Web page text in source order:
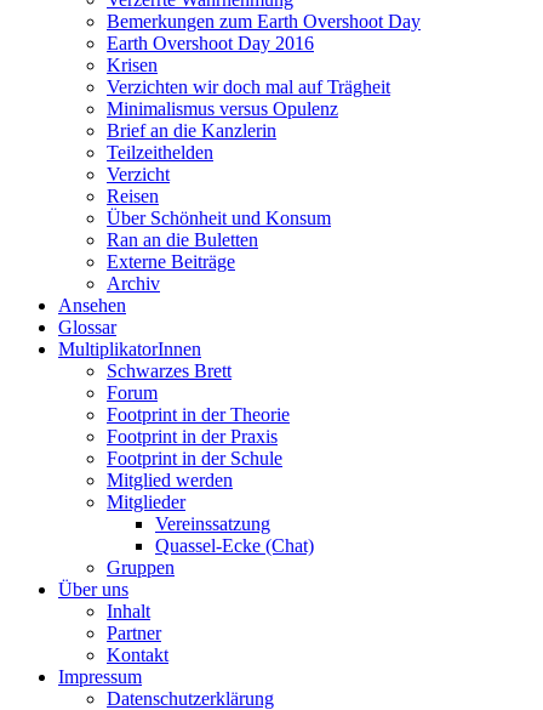
Bemerkungen zum Earth Overshoot Day
Earth Overshoot Day 2016
Krisen
Verzichten wir doch mal auf Trägheit
Minimalismus versus Opulenz
Brief an die Kanzlerin
Teilzeithelden
Verzicht
Reisen
Über Schönheit und Konsum
Ran an die Buletten
Externe Beiträge
Archiv
Ansehen
Glossar
MultiplikatorInnen
Schwarzes Brett
Forum
Footprint in der Theorie
Footprint in der Praxis
Footprint in der Schule
Mitglied werden
Mitglieder
Vereinssatzung
Quassel-Ecke (Chat)
Gruppen
Über uns
Inhalt
Partner
Kontakt
Impressum
Datenschutzerklärung